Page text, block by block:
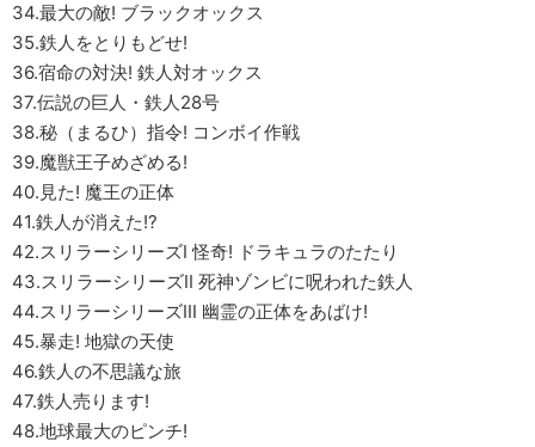
34.最大の敵! ブラックオックス
35.鉄人をとりもどせ!
36.宿命の対決! 鉄人対オックス
37.伝説の巨人・鉄人28号
38.秘（まるひ）指令! コンボイ作戦
39.魔獣王子めざめる!
40.見た! 魔王の正体
41.鉄人が消えた!?
42.スリラーシリーズI 怪奇! ドラキュラのたたり
43.スリラーシリーズII 死神ゾンビに呪われた鉄人
44.スリラーシリーズIII 幽霊の正体をあばけ!
45.暴走! 地獄の天使
46.鉄人の不思議な旅
47.鉄人売ります!
48.地球最大のピンチ!